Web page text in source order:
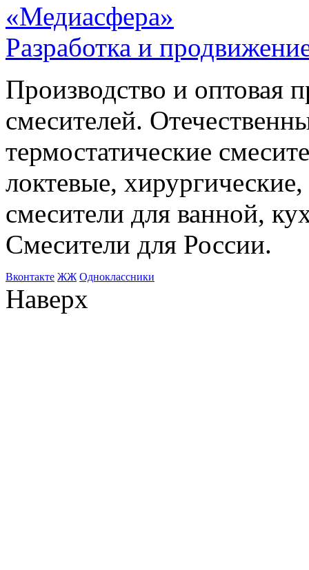
«Медиасфера»
Разработка и
Производство и оптовая
смесителей.
термостатические
локтевые,
смесители для ванной,
Смесители для России.
Bконтакте ЖЖ Одноклассники
Наверх